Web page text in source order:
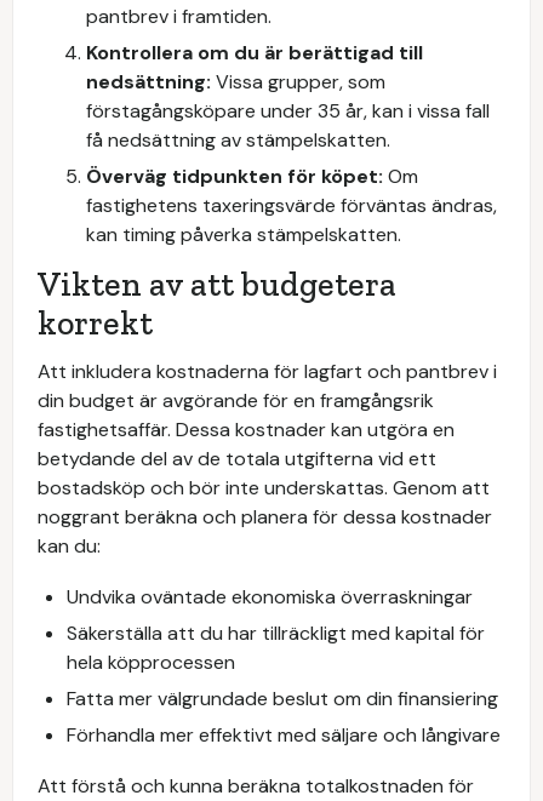
pantbrev i framtiden.
Kontrollera om du är berättigad till
nedsättning: Vissa grupper, som
förstagångsköpare under 35 år, kan i vissa fall
få nedsättning av stämpelskatten.
Överväg tidpunkten för köpet: Om
fastighetens taxeringsvärde förväntas ändras,
kan timing påverka stämpelskatten.
Vikten av att budgetera
korrekt
Att inkludera kostnaderna för lagfart och pantbrev i
din budget är avgörande för en framgångsrik
fastighetsaffär. Dessa kostnader kan utgöra en
betydande del av de totala utgifterna vid ett
bostadsköp och bör inte underskattas. Genom att
noggrant beräkna och planera för dessa kostnader
kan du:
Undvika oväntade ekonomiska överraskningar
Säkerställa att du har tillräckligt med kapital för
hela köpprocessen
Fatta mer välgrundade beslut om din finansiering
Förhandla mer effektivt med säljare och långivare
Att förstå och kunna beräkna totalkostnaden för